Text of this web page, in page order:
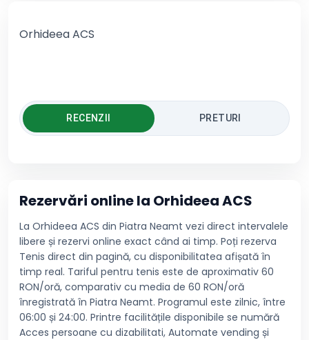
Orhideea ACS
RECENZII PRETURI
Rezervări online la Orhideea ACS
La Orhideea ACS din Piatra Neamt vezi direct intervalele
libere și rezervi online exact când ai timp. Poți rezerva
Tenis direct din pagină, cu disponibilitatea afișată în
timp real. Tariful pentru tenis este de aproximativ 60
RON/oră, comparativ cu media de 60 RON/oră
înregistrată în Piatra Neamt. Programul este zilnic, între
06:00 și 24:00. Printre facilitățile disponibile se numără
Acces persoane cu dizabilitati, Automate vending și